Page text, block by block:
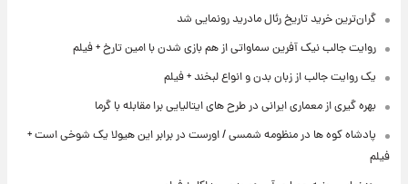
گران‌ترین خرید تاریخ رئال مادرید رونمایی شد
روایت جالب نیک آفرین سماواتی از هم بازی شدن با امین تارخ + فیلم
یک روایت جالب از زبان بدن و انواع لبخند + فیلم
بهره گیری از معماری ایرانی در طرح های ایتالیایی برا مقابله با گرما
پادشاه کوه ها در منظومه شمسی / اورست در برابر این هیولا یک شوخی است +
فیلم